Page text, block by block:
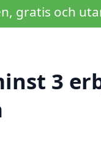
gratis och
3